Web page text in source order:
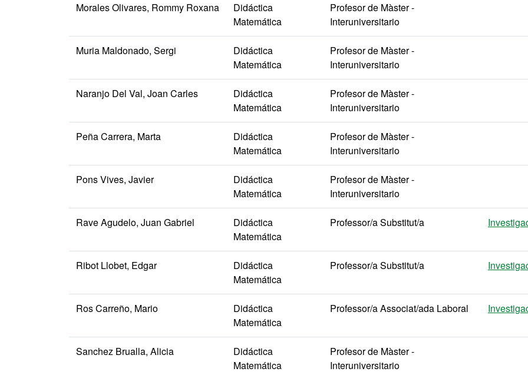
Morales Olivares, Rommy Roxana
Didáctica
Matemática
Profesor de Màster -
Interuniversitario
Muria Maldonado, Sergi
Didáctica
Matemática
Profesor de Màster -
Interuniversitario
Naranjo Del Val, Joan Carles
Didáctica
Matemática
Profesor de Màster -
Interuniversitario
Peña Carrera, Marta
Didáctica
Matemática
Profesor de Màster -
Interuniversitario
Pons Vives, Javier
Didáctica
Matemática
Profesor de Màster -
Interuniversitario
Rave Agudelo, Juan Gabriel
Didáctica
Matemática
Professor/a Substitut/a
Ribot Llobet, Edgar
Didáctica
Matemática
Professor/a Substitut/a
Ros Carreño, Mario
Didáctica
Matemática
Professor/a Associat/ada Laboral
Sanchez Brualla, Alicia
Didáctica
Matemática
Profesor de Màster -
Interuniversitario